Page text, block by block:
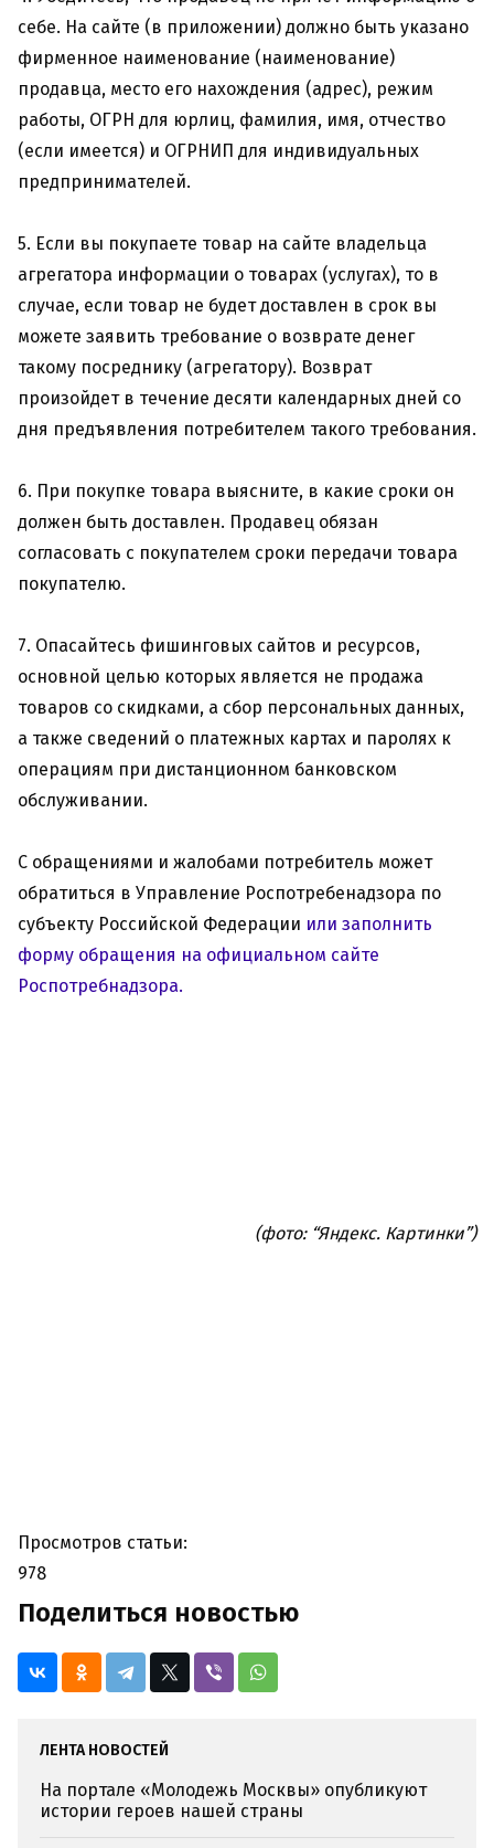
себе. На сайте (в приложении) должно быть указано
фирменное наименование (наименование)
продавца, место его нахождения (адрес), режим
работы, ОГРН для юрлиц, фамилия, имя, отчество
(если имеется) и ОГРНИП для индивидуальных
предпринимателей.
5. Если вы покупаете товар на сайте владельца
агрегатора информации о товарах (услугах), то в
случае, если товар не будет доставлен в срок вы
можете заявить требование о возврате денег
такому посреднику (агрегатору). Возврат
произойдет в течение десяти календарных дней со
дня предъявления потребителем такого требования.
6. При покупке товара выясните, в какие сроки он
должен быть доставлен. Продавец обязан
согласовать с покупателем сроки передачи товара
покупателю.
7. Опасайтесь фишинговых сайтов и ресурсов,
основной целью которых является не продажа
товаров со скидками, а сбор персональных данных,
а также сведений о платежных картах и паролях к
операциям при дистанционном банковском
обслуживании.
С обращениями и жалобами потребитель может
обратиться в Управление Роспотребенадзора по
субъекту Российской Федерации или заполнить
форму обращения на официальном сайте
Роспотребнадзора.
(фото: “Яндекс. Картинки”)
Просмотров статьи:
978
Поделиться новостью
ЛЕНТА НОВОСТЕЙ
На портале «Молодежь Москвы» опубликуют
истории героев нашей страны